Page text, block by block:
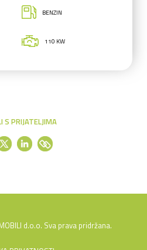
BENZIN
110 KW
S PRIJATELJIMA
d.o.o. Sva prava pridržana.